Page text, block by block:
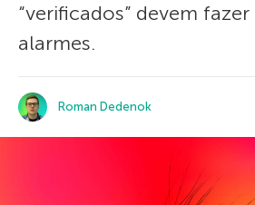
“verificados” devem
alarmes.
Roman Dedenok